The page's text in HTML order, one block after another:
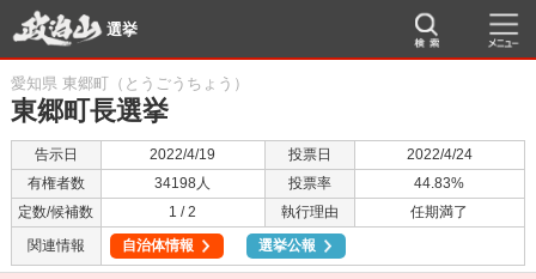
選挙
愛知県 東郷町（とうごうちょう）
東郷町長選挙
告示日 2022/4/19 投票日
2022/4/24
有権者数
34198人 投票率
44.83%
定数/候補数
1 / 2 執行理由
任期満了
関連情報
自治体情報 選挙公報